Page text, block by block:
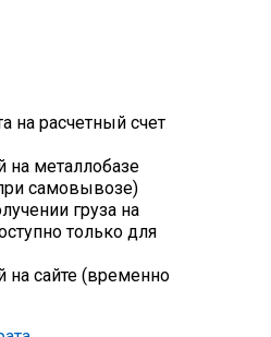
прокат
на расчетный счет
на металлобазе
самовывозе)
груза на
только для
на сайте (временно